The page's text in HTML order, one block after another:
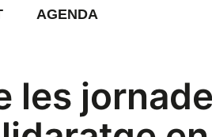
AGENDA
les